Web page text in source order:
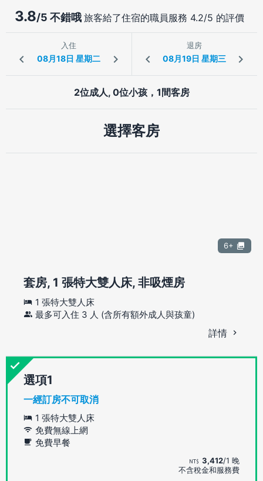
3.8/5 不錯哦 旅客給了住宿的職員服務 4.2/5 的評價
入住 退房
2位成人, 0位小孩，1間客房
選擇客房
6+
套房, 1 張特大雙人床, 非吸煙房
1 張特大雙人床
最多可入住 3 人 (含所有額外成人與孩童)
詳情
選項
一經訂房不可取消
1 張特大雙人床
免費無線上網
免費早餐
3,412/1 晚
不含稅金和服務費